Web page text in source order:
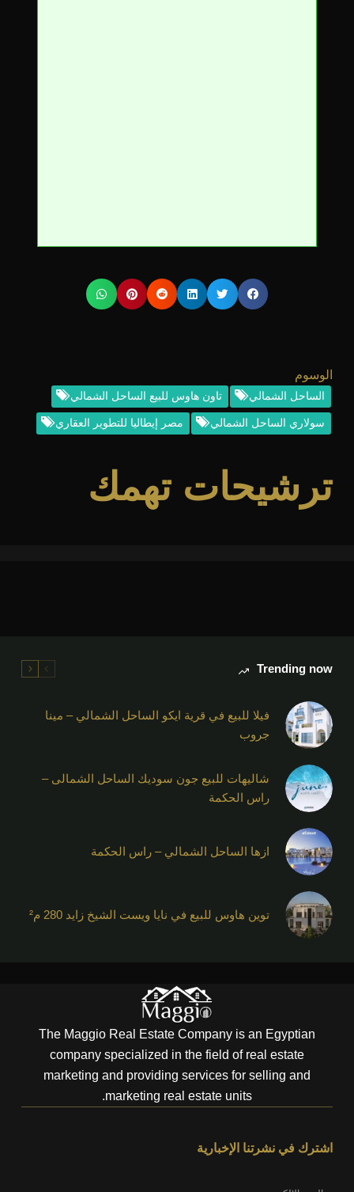
الوسوم
الساحل الشمالي تاون هاوس للبيع الساحل الشمالي
سولاري الساحل الشمالي مصر إيطاليا للتطوير العقاري
ترشيحات تهمك
Trending now
فيلا للبيع في قرية ايكو الساحل الشمالي – مينا
جروب
شاليهات للبيع جون سوديك الساحل الشمالى –
راس الحكمة
ازها الساحل الشمالي – راس الحكمة
توين هاوس للبيع في نايا ويست الشيخ زايد 280 م²
The Maggio Real Estate Company is an Egyptian
company specialized in the field of real estate
marketing and providing services for selling and
marketing real estate units.
اشترك في نشرتنا الإخبارية